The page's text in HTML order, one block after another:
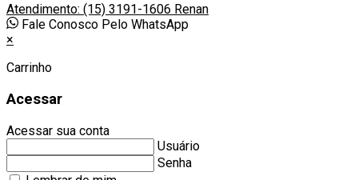
Atendimento: (15) 3191-1606 Renan
Fale Conosco Pelo WhatsApp
×
Carrinho
Acessar
Acessar sua conta
Usuário
Senha